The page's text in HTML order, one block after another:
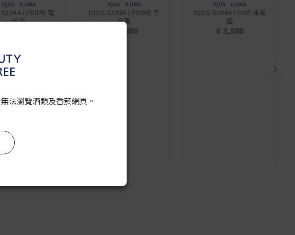
IQOS ILUMA
i PRIME 電
光紫
IQOS ILUMA
IQOS ILUMA i PRIME 午
夜黑
¥ 8,980
IQOS ILUMA
IQOS ILUMA i ONE 清風
藍
¥ 3,580
7 8 9 10
法瀏覽酒類及香菸網頁。